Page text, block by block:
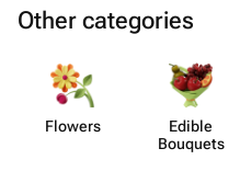
Other categories
Flowers
Edible
Bouquets